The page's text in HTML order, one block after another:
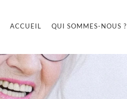
ACCUEIL QUI SOMMES-NOUS ?